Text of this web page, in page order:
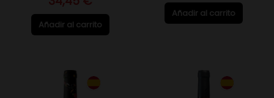
Añadir al carrito
Añadir al carrito